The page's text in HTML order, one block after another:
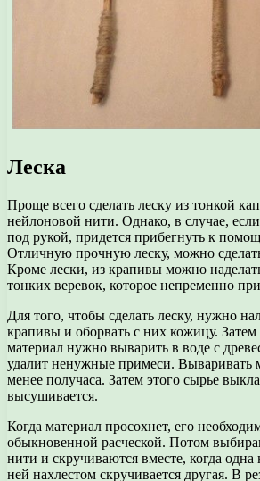
Леска
Проще всего сделать леску из тонкой
нейлоновой нити. Однако, в случае,
под рукой, придется прибегнуть к
Отличную прочную леску, можно
Кроме лески, из крапивы можно
тонких веревок, которое непременно
Для того, чтобы сделать леску, нужно
крапивы и оборвать с них кожицу.
материал нужно выварить в воде с
удалит ненужные примеси. Вываривать
менее получаса. Затем этого сырье
высушивается.
Когда материал просохнет, его
обыкновенной расческой. Потом
нити и скручиваются вместе, когда одна
ней нахлестом скручивается другая. В